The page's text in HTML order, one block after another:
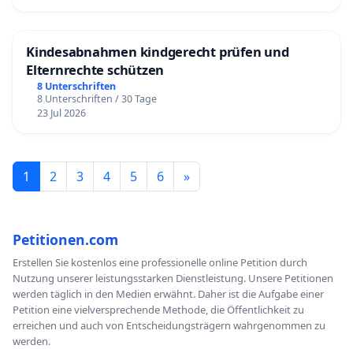
Kindesabnahmen kindgerecht prüfen und
Elternrechte schützen
8 Unterschriften
8 Unterschriften / 30 Tage
23 Jul 2026
1 2 3 4 5 6 »
Petitionen.com
Erstellen Sie kostenlos eine professionelle online Petition durch
Nutzung unserer leistungsstarken Dienstleistung. Unsere Petitionen
werden täglich in den Medien erwähnt. Daher ist die Aufgabe einer
Petition eine vielversprechende Methode, die Öffentlichkeit zu
erreichen und auch von Entscheidungsträgern wahrgenommen zu
werden.